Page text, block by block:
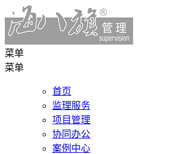
菜单
菜单
首页
监理服务
项目管理
协同办公
案例中心